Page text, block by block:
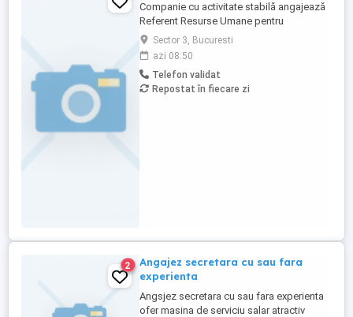
Companie cu activitate stabilă angajează
Referent Resurse Umane pentru
gestionarea activităților administrative de
personal. Căutăm o persoană
responsabilă, organizată și atentă la
detalii. Responsabilități principale:
Întocmirea, actualizarea și arhivarea
Sector 3, Bucuresti
azi 08:50
Telefon validat
Repostat în fiecare zi
2
Angajez secretara cu sau fara
experienta
Angsjez secretara cu sau fara experienta
ofer masina de serviciu salar atractiv